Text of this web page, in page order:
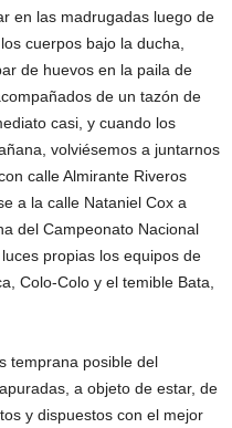
en las madrugadas luego de
cuerpos bajo la ducha,
de huevos en la paila de
de un tazón de
casi, y cuando los
volviésemos a juntarnos
calle Almirante Riveros
a la calle Nataniel Cox a
del Campeonato Nacional
propias los equipos de
Colo-Colo y el temible Bata,
temprana posible del
a objeto de estar, de
y dispuestos con el mejor